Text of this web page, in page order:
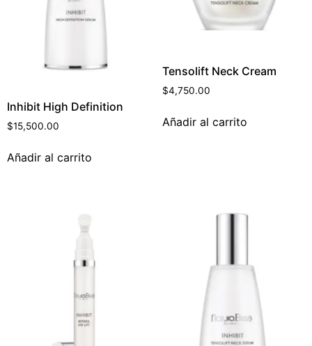
Inhibit High Definition
$15,500.00
Añadir al carrito
Tensolift Neck Cream
$4,750.00
Añadir al carrito